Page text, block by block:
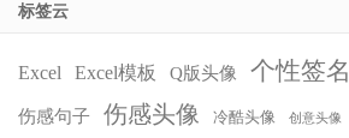
标签云
Excel Excel模板 Q版头像 个性签名
伤感句子 伤感头像 冷酷头像 创意头像